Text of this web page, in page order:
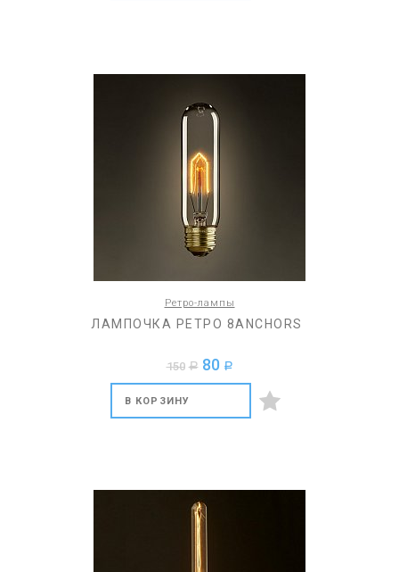
Ретро-лампы
ЛАМПОЧКА РЕТРО 8ANCHORS
150 a 80 a
В КОРЗИНУ